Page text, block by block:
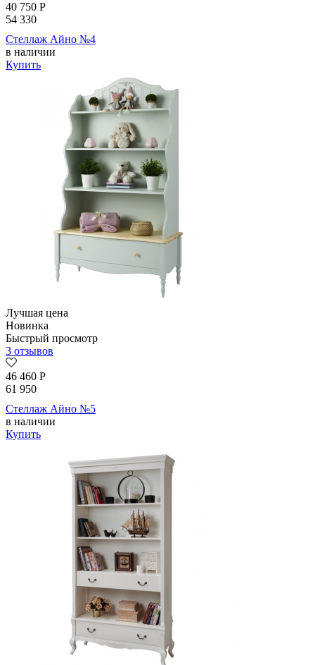
40 750 Р
54 330
Стеллаж Айно №4
в наличии
Купить
Лучшая цена
Новинка
Быстрый просмотр
3 отзывов
46 460 Р
61 950
Стеллаж Айно №5
в наличии
Купить